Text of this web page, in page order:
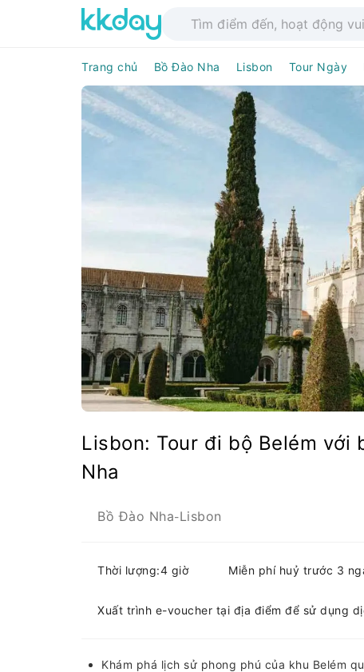
Trang chủ Bồ Đào Nha Lisbon Tour Ngày
Lisbon: Tour đi bộ Belém với
Nha
Bồ Đào Nha-Lisbon
Thời lượng:4 giờ Miễn phí huỷ trước 3
Xuất trình e-voucher tại địa điểm để sử dụng
Khám phá lịch sử phong phú của khu Belém